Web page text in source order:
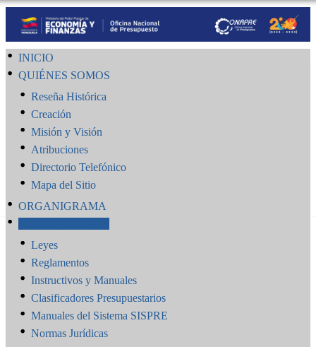
INICIO
QUIÉNES SOMOS
Reseña Histórica
Creación
Misión y Visión
Atribuciones
Directorio Telefónico
Mapa del Sitio
ORGANIGRAMA
Leyes
Reglamentos
Instructivos y Manuales
Clasificadores Presupuestarios
Manuales del Sistema SISPRE
Normas Jurídicas